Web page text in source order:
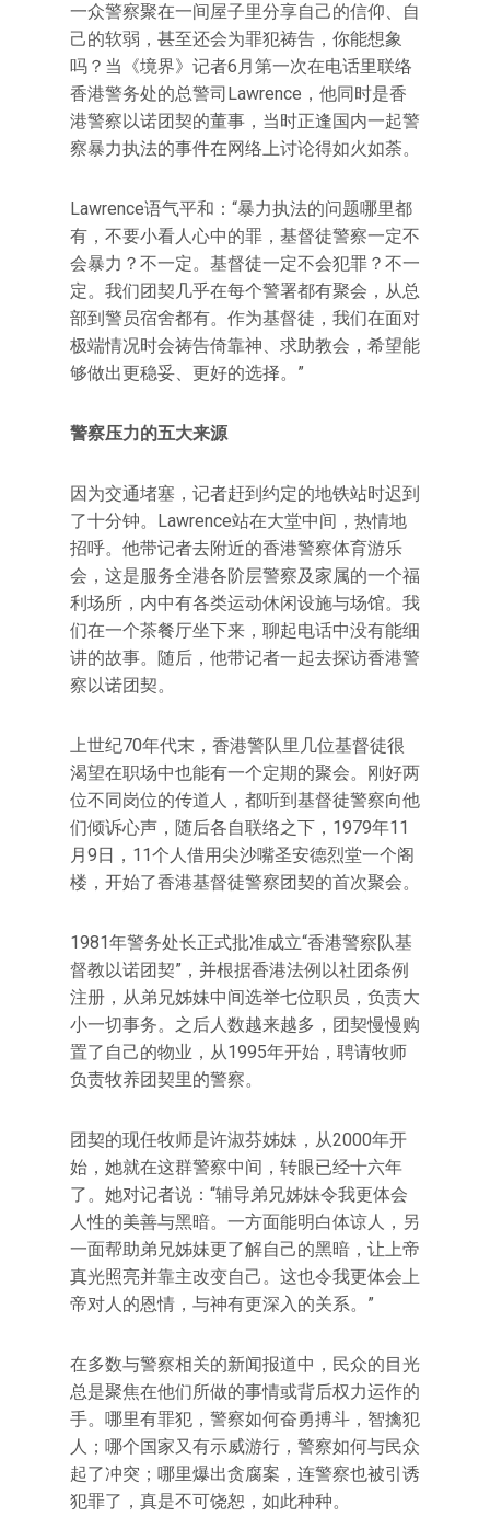
一众警察聚在一间屋子里分享自己的信仰、自
己的软弱，甚至还会为罪犯祷告，你能想象
吗？当《境界》记者6月第一次在电话里联络
香港警务处的总警司Lawrence，他同时是香
港警察以诺团契的董事，当时正逢国内一起警
察暴力执法的事件在网络上讨论得如火如荼。
Lawrence语气平和：“暴力执法的问题哪里都
有，不要小看人心中的罪，基督徒警察一定不
会暴力？不一定。基督徒一定不会犯罪？不一
定。我们团契几乎在每个警署都有聚会，从总
部到警员宿舍都有。作为基督徒，我们在面对
极端情况时会祷告倚靠神、求助教会，希望能
够做出更稳妥、更好的选择。”
警察压力的五大来源
因为交通堵塞，记者赶到约定的地铁站时迟到
了十分钟。Lawrence站在大堂中间，热情地
招呼。他带记者去附近的香港警察体育游乐
会，这是服务全港各阶层警察及家属的一个福
利场所，内中有各类运动休闲设施与场馆。我
们在一个茶餐厅坐下来，聊起电话中没有能细
讲的故事。随后，他带记者一起去探访香港警
察以诺团契。
上世纪70年代末，香港警队里几位基督徒很
渴望在职场中也能有一个定期的聚会。刚好两
位不同岗位的传道人，都听到基督徒警察向他
们倾诉心声，随后各自联络之下，1979年11
月9日，11个人借用尖沙嘴圣安德烈堂一个阁
楼，开始了香港基督徒警察团契的首次聚会。
1981年警务处长正式批准成立“香港警察队基
督教以诺团契”，并根据香港法例以社团条例
注册，从弟兄姊妹中间选举七位职员，负责大
小一切事务。之后人数越来越多，团契慢慢购
置了自己的物业，从1995年开始，聘请牧师
负责牧养团契里的警察。
团契的现任牧师是许淑芬姊妹，从2000年开
始，她就在这群警察中间，转眼已经十六年
了。她对记者说：“辅导弟兄姊妹令我更体会
人性的美善与黑暗。一方面能明白体谅人，另
一面帮助弟兄姊妹更了解自己的黑暗，让上帝
真光照亮并靠主改变自己。这也令我更体会上
帝对人的恩情，与神有更深入的关系。”
在多数与警察相关的新闻报道中，民众的目光
总是聚焦在他们所做的事情或背后权力运作的
手。哪里有罪犯，警察如何奋勇搏斗，智擒犯
人；哪个国家又有示威游行，警察如何与民众
起了冲突；哪里爆出贪腐案，连警察也被引诱
犯罪了，真是不可饶恕，如此种种。